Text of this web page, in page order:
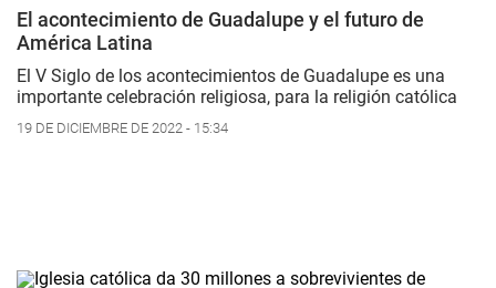
El acontecimiento de Guadalupe y el futuro de
América Latina
El V Siglo de los acontecimientos de Guadalupe es una
importante celebración religiosa, para la religión católica
19 DE DICIEMBRE DE 2022 - 15:34